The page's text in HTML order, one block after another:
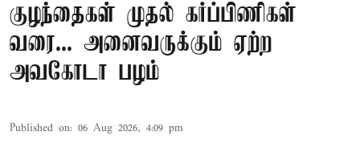
குழந்தைகள் முதல் கர்ப்பிணிகள்
வரை... அனைவருக்கும் ஏற்ற
அவகோடா பழம்
Published on: 06 Aug 2026, 4:09 pm